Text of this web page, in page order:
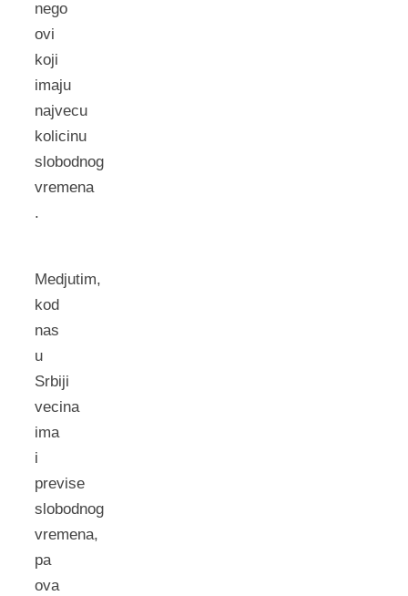
nego
ovi
koji
imaju
najvecu
kolicinu
slobodnog
vremena
.
Medjutim,
kod
nas
u
Srbiji
vecina
ima
i
previse
slobodnog
vremena,
pa
ova